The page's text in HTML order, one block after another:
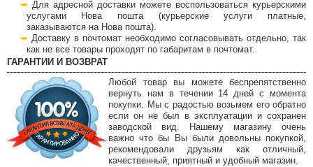
Для адресной доставки можете воспользоваться курьерскими
услугами Нова пошта (курьерские услуги платные,
заказываются на Нова пошта).
Доставку в почтомат необходимо согласовывать отдельно, так
как не все товары проходят по габаритам в почтомат.
ГАРАНТИИ И ВОЗВРАТ
Любой товар вы можете беспрепятственно
вернуть нам в течении 14 дней с момента
покупки. Мы с радостью возьмем его обратно
если он не был в эксплуатации и сохранен
заводской вид. Нашему магазину очень
важно что бы Вы были довольны покупкой,
рекомендовали друзьям как отличный,
качественный, приятный и удобный магазин.